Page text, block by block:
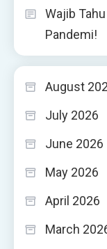
Wajib
Pandemi!
August
July 2026
June 2026
May 2026
April 2026
March